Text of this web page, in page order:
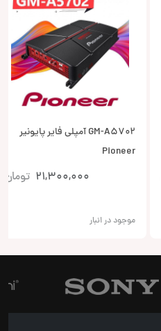
GM-A5702 آمپلی فایر پایونیر
Pioneer
21,300,000 تومان
موجود در انبار